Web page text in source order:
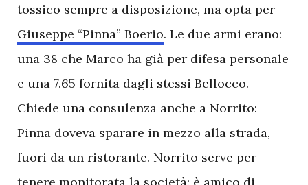
tossico sempre a disposizione, ma opta per
Giuseppe “Pinna” Boerio. Le due armi erano:
una 38 che Marco ha già per difesa personale
e una 7.65 fornita dagli stessi Bellocco.
Chiede una consulenza anche a Norrito:
Pinna doveva sparare in mezzo alla strada,
fuori da un ristorante. Norrito serve per
tenere monitorata la società: è amico di